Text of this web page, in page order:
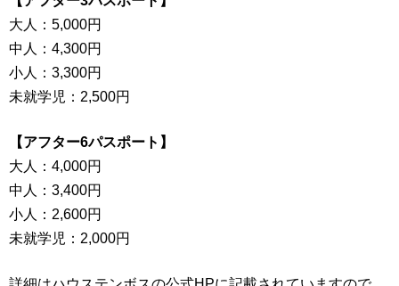
大人：5,000円
中人：4,300円
小人：3,300円
未就学児：2,500円
【アフター6パスポート】
大人：4,000円
中人：3,400円
小人：2,600円
未就学児：2,000円